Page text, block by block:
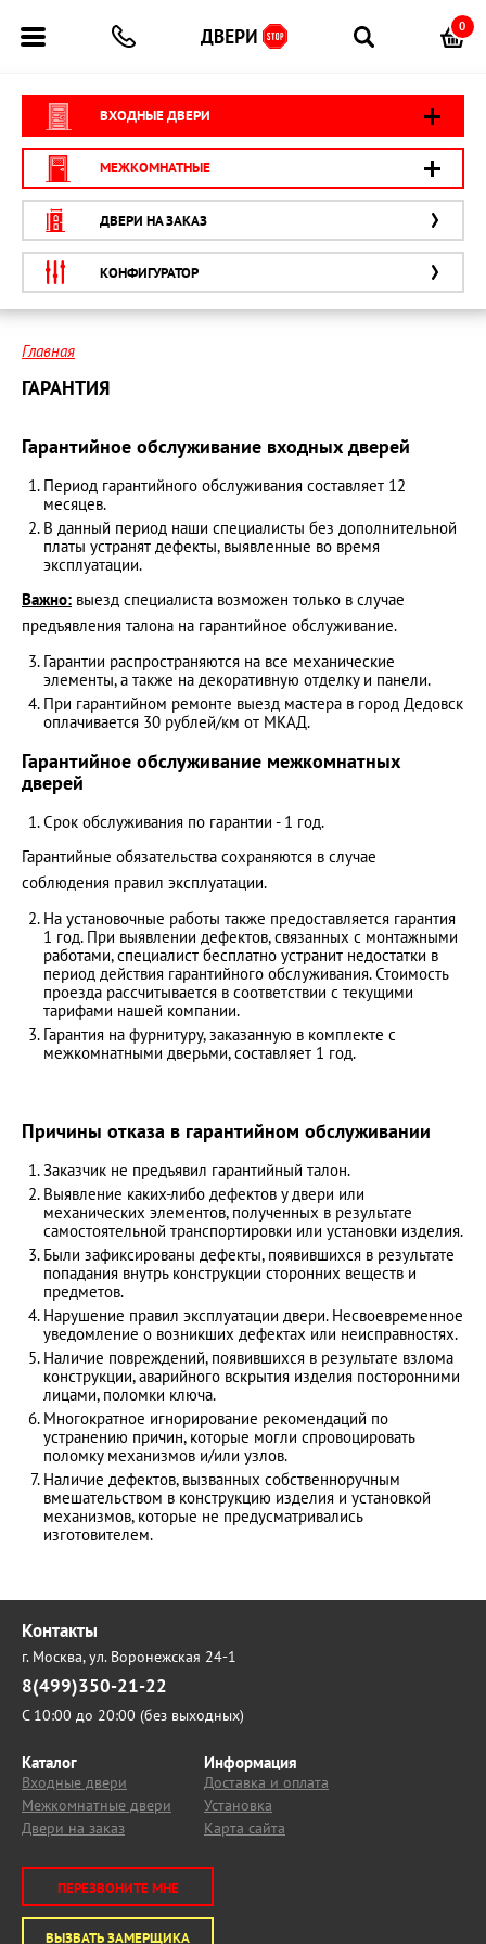
0
ВХОДНЫЕ ДВЕРИ
МЕЖКОМНАТНЫЕ
ДВЕРИ НА ЗАКАЗ
КОНФИГУРАТОР
Главная
ГАРАНТИЯ
Гарантийное обслуживание входных дверей
Период гарантийного обслуживания составляет 12
месяцев.
В данный период наши специалисты без дополнительной
платы устранят дефекты, выявленные во время
эксплуатации.
Важно: выезд специалиста возможен только в случае
предъявления талона на гарантийное обслуживание.
Гарантии распространяются на все механические
элементы, а также на декоративную отделку и панели.
При гарантийном ремонте выезд мастера в город Дедовск
оплачивается 30 рублей/км от МКАД.
Гарантийное обслуживание межкомнатных
дверей
Срок обслуживания по гарантии - 1 год.
Гарантийные обязательства сохраняются в случае
соблюдения правил эксплуатации.
На установочные работы также предоставляется гарантия
1 год. При выявлении дефектов, связанных с монтажными
работами, специалист бесплатно устранит недостатки в
период действия гарантийного обслуживания. Стоимость
проезда рассчитывается в соответствии с текущими
тарифами нашей компании.
Гарантия на фурнитуру, заказанную в комплекте с
межкомнатными дверьми, составляет 1 год.
Причины отказа в гарантийном обслуживании
Заказчик не предъявил гарантийный талон.
Выявление каких-либо дефектов у двери или
механических элементов, полученных в результате
самостоятельной транспортировки или установки изделия.
Были зафиксированы дефекты, появившихся в результате
попадания внутрь конструкции сторонних веществ и
предметов.
Нарушение правил эксплуатации двери. Несвоевременное
уведомление о возникших дефектах или неисправностях.
Наличие повреждений, появившихся в результате взлома
конструкции, аварийного вскрытия изделия посторонними
лицами, поломки ключа.
Многократное игнорирование рекомендаций по
устранению причин, которые могли спровоцировать
поломку механизмов и/или узлов.
Наличие дефектов, вызванных собственноручным
вмешательством в конструкцию изделия и установкой
механизмов, которые не предусматривались
изготовителем.
Контакты
г. Москва,ул. Воронежская 24-1
8(499)350-21-22
С 10:00 до 20:00 (без выходных)
Каталог
Входные двери
Межкомнатные двери
Двери на заказ
Информация
Доставка и оплата
Установка
Карта сайта
ПЕРЕЗВОНИТЕ МНЕ
ВЫЗВАТЬ ЗАМЕРЩИКА